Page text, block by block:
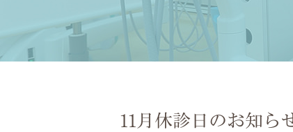
11月休診日のお知ら